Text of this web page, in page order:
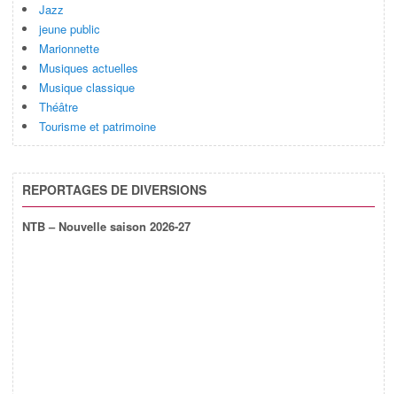
Jazz
jeune public
Marionnette
Musiques actuelles
Musique classique
Théâtre
Tourisme et patrimoine
REPORTAGES DE DIVERSIONS
NTB – Nouvelle saison 2026-27